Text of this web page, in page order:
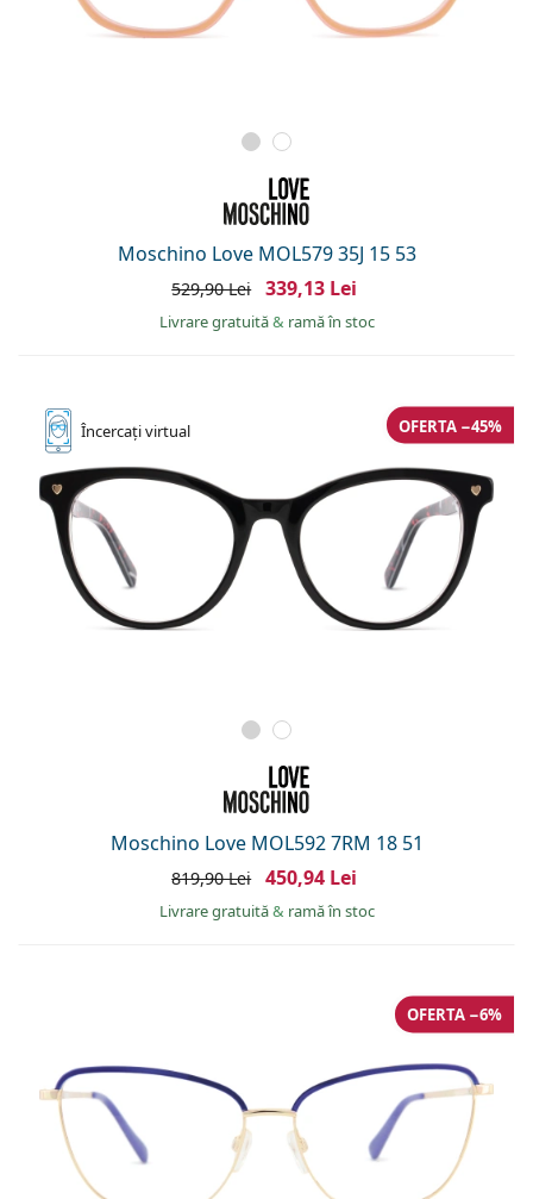
Moschino Love MOL579 35J 15 53
529,90 Lei 339,13 Lei
Livrare gratuită& ramă în stoc
Încercațivirtual
Moschino Love MOL592 7RM 18 51
OFERTA −45%
819,90 Lei 450,94 Lei
Livrare gratuită& ramă în stoc
OFERTA −6%